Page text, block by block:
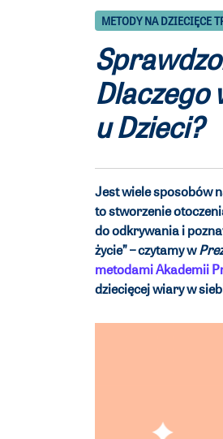
METODY NA DZIECIĘCE
u Dzieci?
Jest wiele sposobów
to stworzenie
do odkrywania i
życie” – czytamy w
metodami Akademii
dziecięcej wiary w